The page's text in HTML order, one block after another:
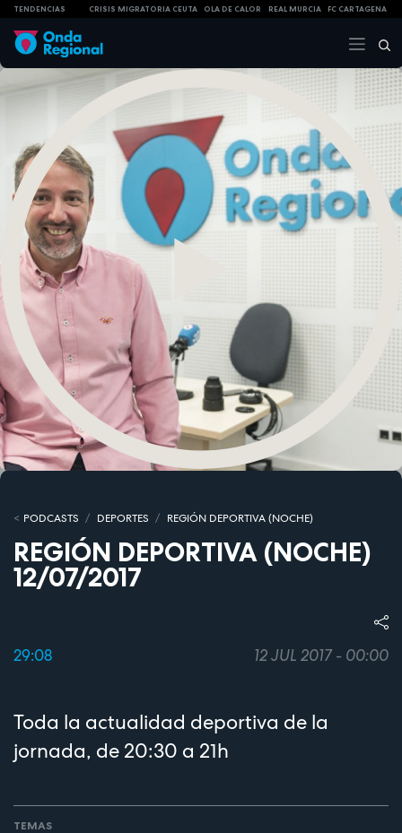
TENDENCIAS CRISIS MIGRATORIA CEUTA OLA DE CALOR REAL MURCIA FC CARTAGENA
PODCASTS DEPORTES REGIÓN DEPORTIVA (NOCHE)
REGIÓN DEPORTIVA (NOCHE)
12/07/2017
29:08 12 JUL 2017 - 00:00
Toda la actualidad deportiva de la
jornada, de 20:30 a 21h
TEMAS